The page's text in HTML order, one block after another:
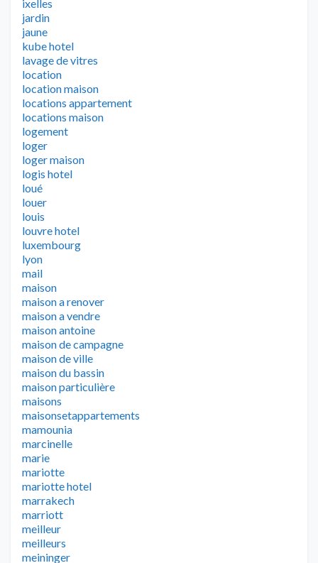
ixelles
jardin
jaune
kube hotel
lavage de vitres
location
location maison
locations appartement
locations maison
logement
loger
loger maison
logis hotel
loué
louer
louis
louvre hotel
luxembourg
lyon
mail
maison
maison a renover
maison a vendre
maison antoine
maison de campagne
maison de ville
maison du bassin
maison particulière
maisons
maisonsetappartements
mamounia
marcinelle
marie
mariotte
mariotte hotel
marrakech
marriott
meilleur
meilleurs
meininger